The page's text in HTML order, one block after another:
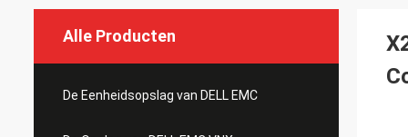
Alle Producten
De Eenheidsopslag van DELL EMC